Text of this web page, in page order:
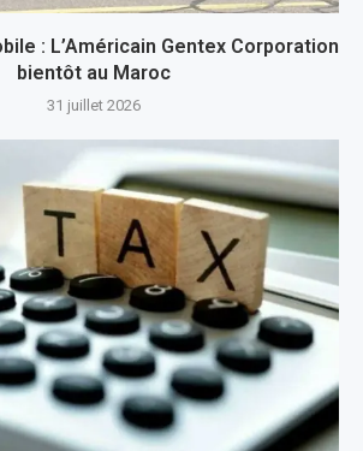
: L’Américain Gentex Corporation
bientôt au Maroc
31 juillet 2026